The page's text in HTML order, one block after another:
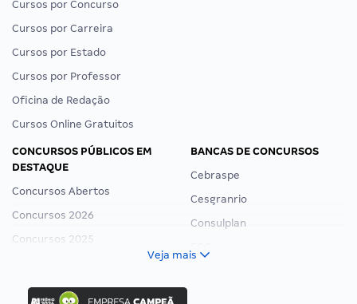
Cursos por Concurso
Cursos por Carreira
Cursos por Estado
Cursos por Professor
Oficina de Redação
Cursos Online Gratuitos
CONCURSOS PÚBLICOS EM
DESTAQUE
Concursos Abertos
Concursos 2026
Concursos 2025
Concurso Ibama
BANCAS DE CONCURSOS
Cebraspe
Cesgranrio
Consulplan
Veja mais